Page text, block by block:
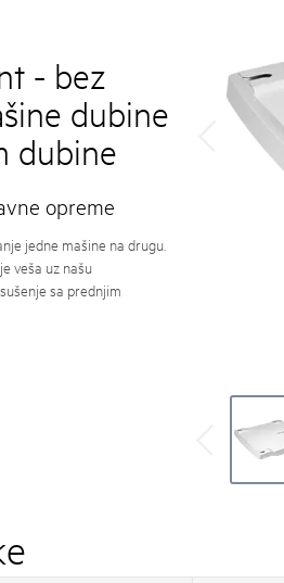
- bez
dubine
dubine
opreme
jedne mašine na drugu.
veša uz našu
sa prednjim